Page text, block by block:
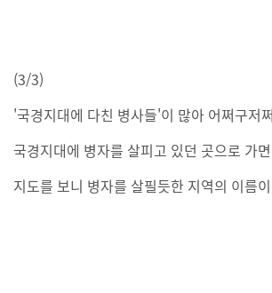
(3/3)
'국경지대에 다친 병사들'이 많아 어쩌구저
국경지대에 병자를 살피고 있던 곳으로 가
지도를 보니 병자를 살필듯한 지역의 이름